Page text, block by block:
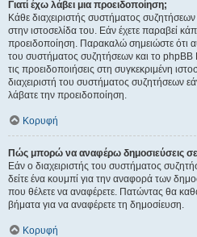
Γιατί έχω λάβει μια προειδοποίηση;
Κάθε διαχειριστής συστήματος
στην ιστοσελίδα του. Εάν έχετε παραβεί
προειδοποίηση. Παρακαλώ σημειώστε ότι
του συστήματος συζητήσεων και το phpBB
τις προειδοποιήσεις στη συγκεκριμένη
διαχειριστή του συστήματος συζητήσεων
λάβατε την προειδοποίηση.
Κορυφή
Πώς μπορώ να αναφέρω δημοσιεύσεις σε
Εάν ο διαχειριστής του συστήματος
δείτε ένα κουμπί για την αναφορά των
που θέλετε να αναφέρετε. Πατώντας θα
βήματα για να αναφέρετε τη δημοσίευση.
Κορυφή